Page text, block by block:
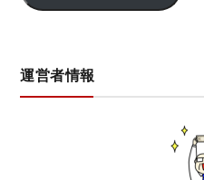
運営者情報